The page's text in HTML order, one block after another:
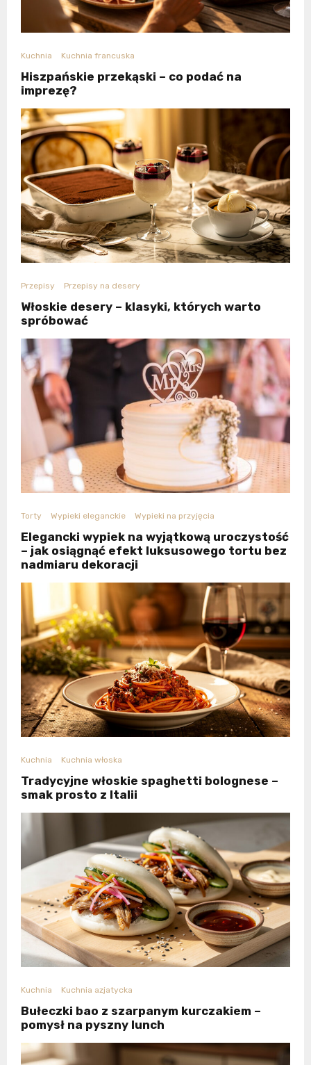
Kuchnia Kuchnia francuska
Hiszpańskie przekąski – co podać na
imprezę?
Przepisy Przepisy na desery
Włoskie desery – klasyki, których warto
spróbować
Torty Wypieki eleganckie Wypieki na przyjęcia
Elegancki wypiek na wyjątkową uroczystość
– jak osiągnąć efekt luksusowego tortu bez
nadmiaru dekoracji
Kuchnia Kuchnia włoska
Tradycyjne włoskie spaghetti bolognese –
smak prosto z Italii
Kuchnia Kuchnia azjatycka
Bułeczki bao z szarpanym kurczakiem –
pomysł na pyszny lunch